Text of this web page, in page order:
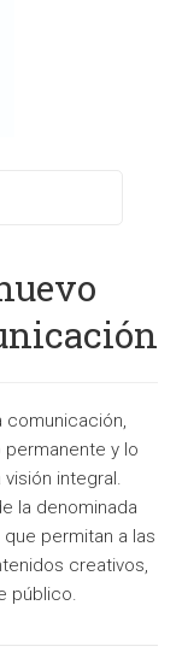
comunicación,
y lo
integral.
la denominada
permitan a las
creativos,
público.